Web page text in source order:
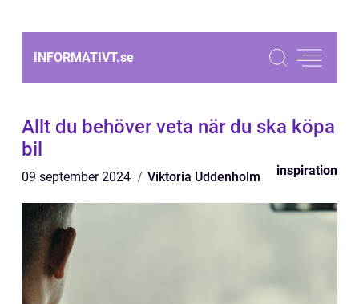
INFORMATIVT.se
Allt du behöver veta när du ska köpa
bil
09 september 2024 Viktoria Uddenholm inspiration